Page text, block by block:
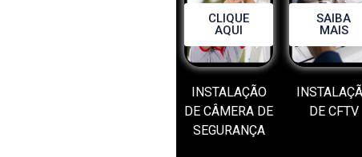
CLIQUE
AQUI
INSTALAÇÃO
DE CÂMERA DE
SEGURANÇA
SAIBA
MAIS
DE CFTV